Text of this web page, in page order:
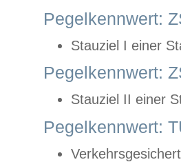
Pegelkennwert:
Stauziel I einer
Pegelkennwert:
Stauziel II einer
Pegelkennwert: